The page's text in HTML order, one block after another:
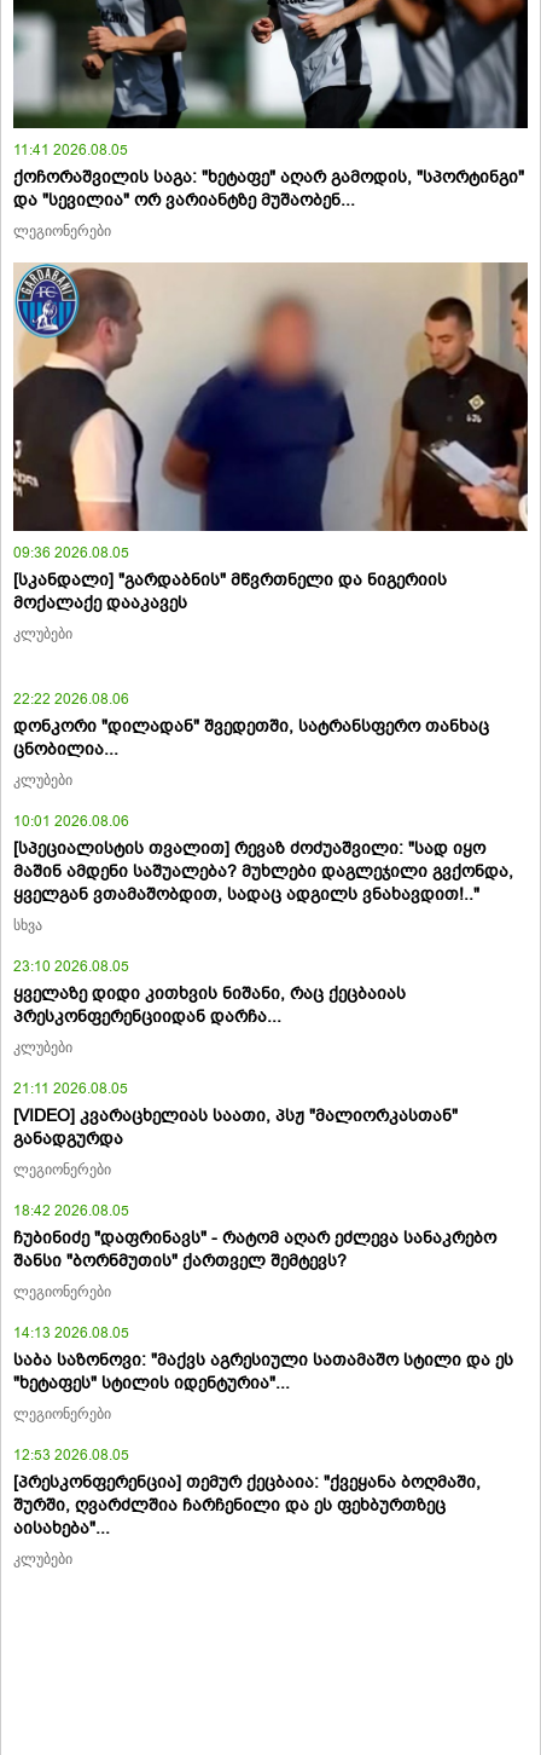
11:41 2026.08.05
ქოჩორაშვილის საგა: "ხეტაფე" აღარ გამოდის, "სპორტინგი"
და "სევილია" ორ ვარიანტზე მუშაობენ...
ლეგიონერები
09:36 2026.08.05
[სკანდალი] "გარდაბნის" მწვრთნელი და ნიგერიის
მოქალაქე დააკავეს
კლუბები
22:22 2026.08.06
დონკორი "დილადან" შვედეთში, სატრანსფერო თანხაც
ცნობილია...
კლუბები
10:01 2026.08.06
[სპეციალისტის თვალით] რევაზ ძოძუაშვილი: "სად იყო
მაშინ ამდენი საშუალება? მუხლები დაგლეჯილი გვქონდა,
ყველგან ვთამაშობდით, სადაც ადგილს ვნახავდით!.."
სხვა
23:10 2026.08.05
ყველაზე დიდი კითხვის ნიშანი, რაც ქეცბაიას
პრესკონფერენციიდან დარჩა...
კლუბები
21:11 2026.08.05
[VIDEO] კვარაცხელიას საათი, პსჟ "მალიორკასთან"
განადგურდა
ლეგიონერები
18:42 2026.08.05
ჩუბინიძე "დაფრინავს" - რატომ აღარ ეძლევა სანაკრებო
შანსი "ბორნმუთის" ქართველ შემტევს?
ლეგიონერები
14:13 2026.08.05
საბა საზონოვი: "მაქვს აგრესიული სათამაშო სტილი და ეს
"ხეტაფეს" სტილის იდენტურია"...
ლეგიონერები
12:53 2026.08.05
[პრესკონფერენცია] თემურ ქეცბაია: "ქვეყანა ბოღმაში,
შურში, ღვარძლშია ჩარჩენილი და ეს ფეხბურთზეც
აისახება"...
კლუბები